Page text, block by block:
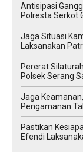
Antisipasi
Polresta Serkot
Jaga Situasi
Laksanakan
Pererat
Polsek Serang
Jaga
Pengamanan
Pastikan
Efendi